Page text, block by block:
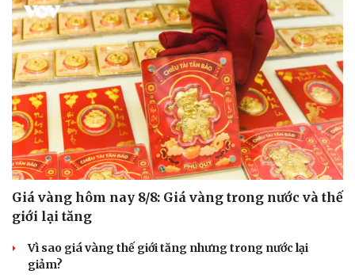
Giá vàng hôm nay 8/8: Giá vàng trong nước và thế
giới lại tăng
Vì sao giá vàng thế giới tăng nhưng trong nước lại
giảm?